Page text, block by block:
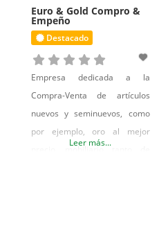
Euro & Gold Compro &
Empeño
Destacado
Empresa dedicada a la
Compra-Venta de artículos
nuevos y seminuevos, como
por ejemplo, oro al mejor
precio, mobiliario tanto de
Leer más...